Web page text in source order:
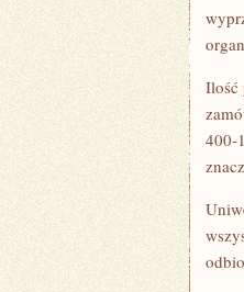
Ilość
400-